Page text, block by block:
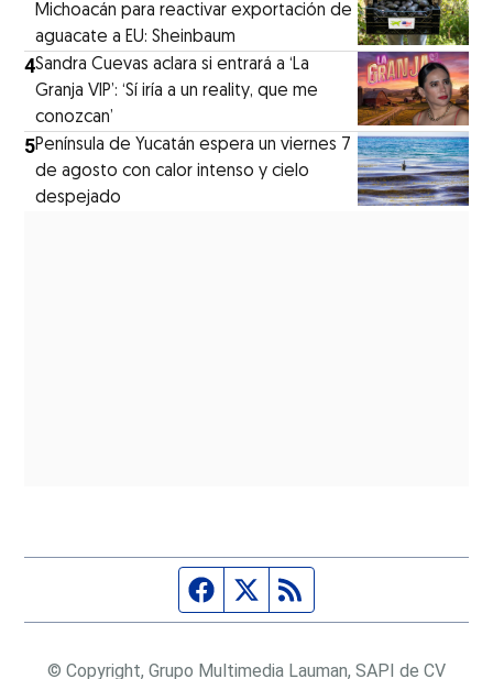
Michoacán para reactivar exportación de
aguacate a EU: Sheinbaum
4Sandra Cuevas aclara si entrará a ‘La
Granja VIP’: ‘Sí iría a un reality, que me
conozcan’
5Península de Yucatán espera un viernes 7
de agosto con calor intenso y cielo
despejado
Página de Facebook
Fuente Twitter
© Copyright, Grupo Multimedia Lauman, SAPI de CV